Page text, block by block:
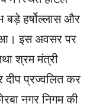
हर्षोल्लास और
इस अवसर पर
श्रम मंत्री
प्रज्वलित कर
नगर निगम की